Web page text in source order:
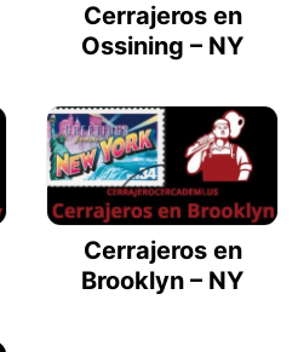
Cerrajeros en
Ossining – NY
Cerrajeros en
Brooklyn – NY